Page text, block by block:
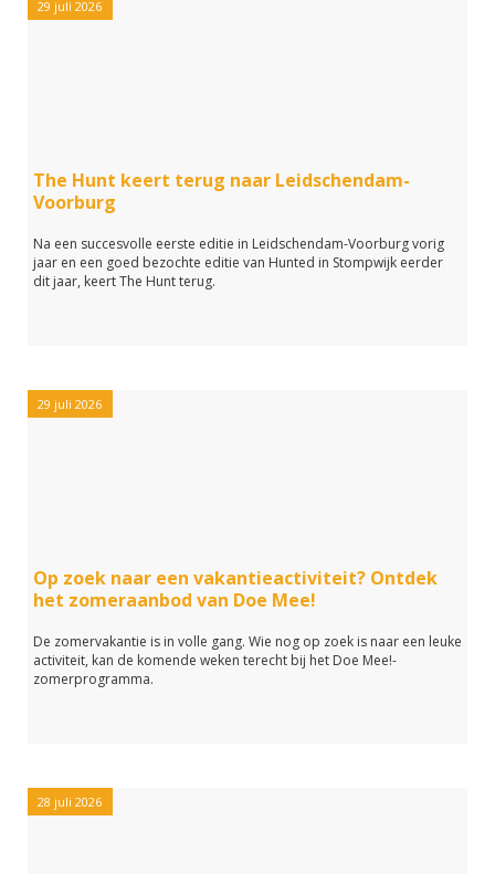
29 juli 2026
The Hunt keert terug naar Leidschendam-
Voorburg
Na een succesvolle eerste editie in Leidschendam-Voorburg vorig
jaar en een goed bezochte editie van Hunted in Stompwijk eerder
dit jaar, keert The Hunt terug.
29 juli 2026
Op zoek naar een vakantieactiviteit? Ontdek
het zomeraanbod van Doe Mee!
De zomervakantie is in volle gang. Wie nog op zoek is naar een leuke
activiteit, kan de komende weken terecht bij het Doe Mee!-
zomerprogramma.
28 juli 2026